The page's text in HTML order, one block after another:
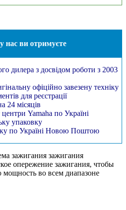
нас ви отримуєте
дилера з досвідом роботи з 2003
офіційно завезену техніку
для реєстрації
24 місяців
центри Yamaha по Україні
упаковку
по Україні Новою Поштою
зажигания зажигания
опережение зажигания, чтобы
во всем диапазоне